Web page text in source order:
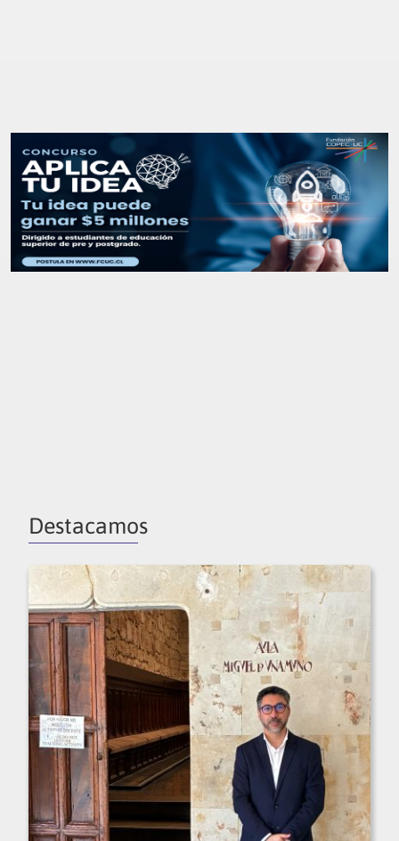
Destacamos